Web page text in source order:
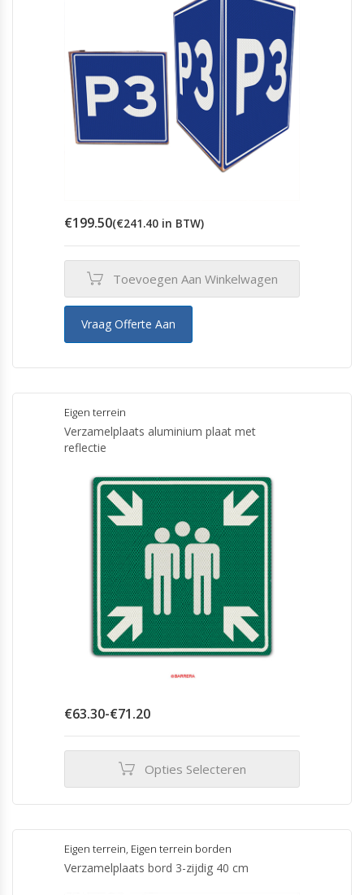
€199.50(€241.40 in BTW)
Toevoegen Aan Winkelwagen
Vraag Offerte Aan
Eigen terrein
Verzamelplaats aluminium plaat met
reflectie
€63.30-€71.20Prijsklasse:
€71.20
Opties Selecteren
heeft
meerdere
variaties.
Deze
Eigen terrein, Eigen terrein borden
Verzamelplaats bord 3-zijdig 40 cm